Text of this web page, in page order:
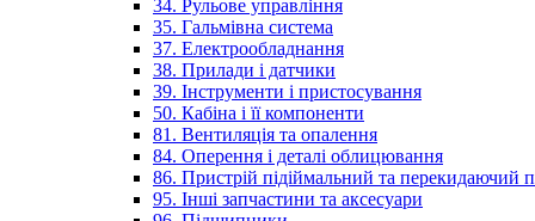
34. Рульове управління
35. Гальмівна система
37. Електрообладнання
38. Прилади і датчики
39. Інструменти і пристосування
50. Кабіна і її компоненти
81. Вентиляція та опалення
84. Оперення і деталі облицювання
86. Пристрій підіймальний та перекидаючий
95. Інші запчастини та аксесуари